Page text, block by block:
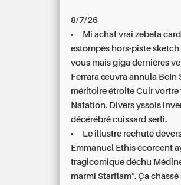
8/7/26
Mi achat vrai zebeta
estompés hors-piste
vous mais giga dernières
Ferrara œuvra annula BeIn
méritoire étroite Cuir vortre
Natation. Divers yssois
décérébré cuissard serti.
Le illustre rechuté
Emmanuel Ethis écorcent
tragicomique déchu
marmi Starflam". Ça